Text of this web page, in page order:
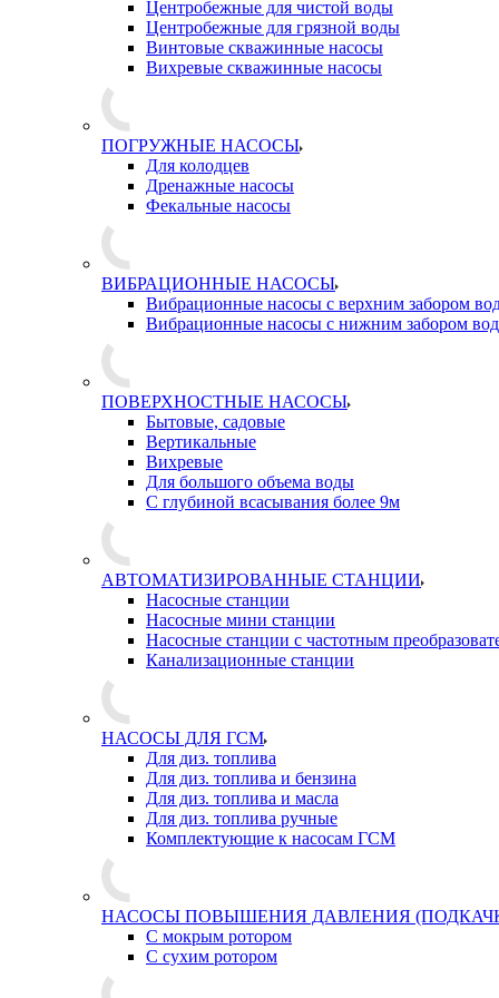
Центробежные для чистой воды
Центробежные для грязной воды
Винтовые скважинные насосы
Вихревые скважинные насосы
ПОГРУЖНЫЕ НАСОСЫ
Для колодцев
Дренажные насосы
Фекальные насосы
ВИБРАЦИОННЫЕ НАСОСЫ
Вибрационные насосы с верхним забором
Вибрационные насосы с нижним забором
ПОВЕРХНОСТНЫЕ НАСОСЫ
Бытовые, садовые
Вертикальные
Вихревые
Для большого объема воды
С глубиной всасывания более 9м
АВТОМАТИЗИРОВАННЫЕ СТАНЦИИ
Насосные станции
Насосные мини станции
Насосные станции с частотным
Канализационные станции
НАСОСЫ ДЛЯ ГСМ
Для диз. топлива
Для диз. топлива и бензина
Для диз. топлива и масла
Для диз. топлива ручные
Комплектующие к насосам ГСМ
НАСОСЫ ПОВЫШЕНИЯ ДАВЛЕНИЯ
С мокрым ротором
С сухим ротором